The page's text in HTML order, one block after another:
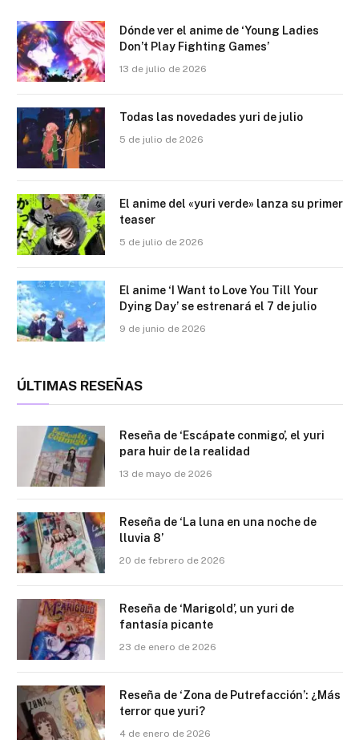
Dónde ver el anime de ‘Young Ladies
Don’t Play Fighting Games’
13 de julio de 2026
Todas las novedades yuri de julio
5 de julio de 2026
El anime del «yuri verde» lanza su primer
teaser
5 de julio de 2026
El anime ‘I Want to Love You Till Your
Dying Day’ se estrenará el 7 de julio
9 de junio de 2026
ÚLTIMAS RESEÑAS
Reseña de ‘Escápate conmigo’, el yuri
para huir de la realidad
13 de mayo de 2026
Reseña de ‘La luna en una noche de
lluvia 8’
20 de febrero de 2026
Reseña de ‘Marigold’, un yuri de
fantasía picante
23 de enero de 2026
Reseña de ‘Zona de Putrefacción’: ¿Más
terror que yuri?
4 de enero de 2026